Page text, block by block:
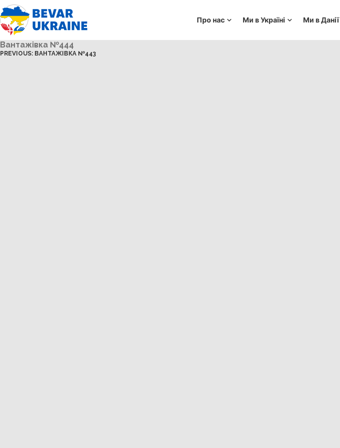
Про нас Ми в Україні Ми в Данії
Вантажівка №444
PREVIOUS: ВАНТАЖІВКА №443